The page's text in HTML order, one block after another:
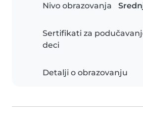
Nivo obrazovanja
Sertifikati za
deci
Detalji o obrazovanju